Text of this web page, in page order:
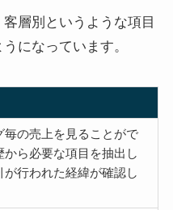
層別というような項目
になっています。
毎の売上を見ることがで
から必要な項目を抽出し
が行われた経緯が確認し